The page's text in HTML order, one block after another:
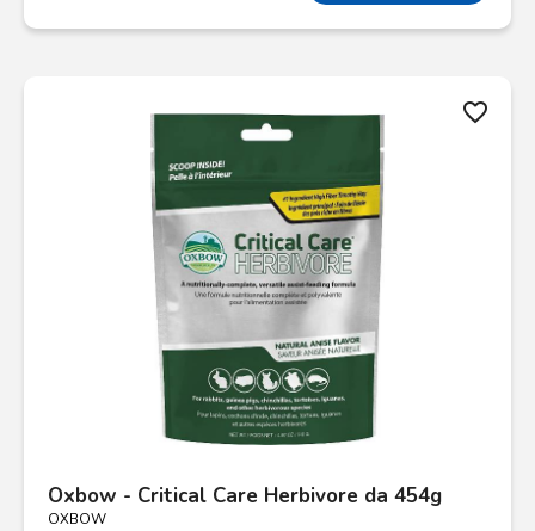
favorite_border
Oxbow - Critical Care Herbivore da 454g
OXBOW